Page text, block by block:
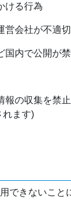
ける行為
営会社が不適
内で公開が
の収集を禁
れます)
できないこ